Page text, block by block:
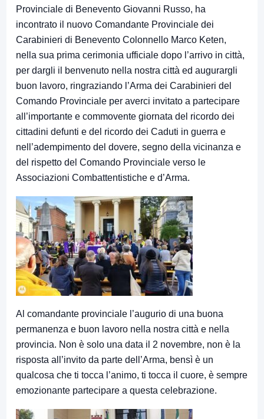
Provinciale di Benevento Giovanni Russo, ha
incontrato il nuovo Comandante Provinciale dei
Carabinieri di Benevento Colonnello Marco Keten,
nella sua prima cerimonia ufficiale dopo l’arrivo in città,
per dargli il benvenuto nella nostra città ed augurargli
buon lavoro, ringraziando l’Arma dei Carabinieri del
Comando Provinciale per averci invitato a partecipare
all’importante e commovente giornata del ricordo dei
cittadini defunti e del ricordo dei Caduti in guerra e
nell’adempimento del dovere, segno della vicinanza e
del rispetto del Comando Provinciale verso le
Associazioni Combattentistiche e d’Arma.
Al comandante provinciale l’augurio di una buona
permanenza e buon lavoro nella nostra città e nella
provincia. Non è solo una data il 2 novembre, non è la
risposta all’invito da parte dell’Arma, bensì è un
qualcosa che ti tocca l’animo, ti tocca il cuore, è sempre
emozionante partecipare a questa celebrazione.